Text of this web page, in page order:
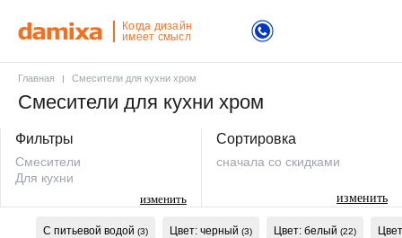
Когда дизайн
имеет смысл
Главная Смесители для кухни хром
Смесители для кухни хром
Фильтры
Смесители
Для кухни
изменить
Сортировка
сначала со скидками
изменить
С питьевой водой (3) Цвет: черный (3) Цвет: белый (22)